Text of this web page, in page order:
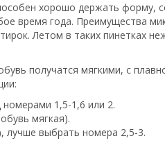
хорошо держать форму,
время года. Преимущества
Летом в таких пинетках
получатся мягкими, с
1,5-1,6 или 2.
мягкая).
лучше выбрать номера 2,5-3.